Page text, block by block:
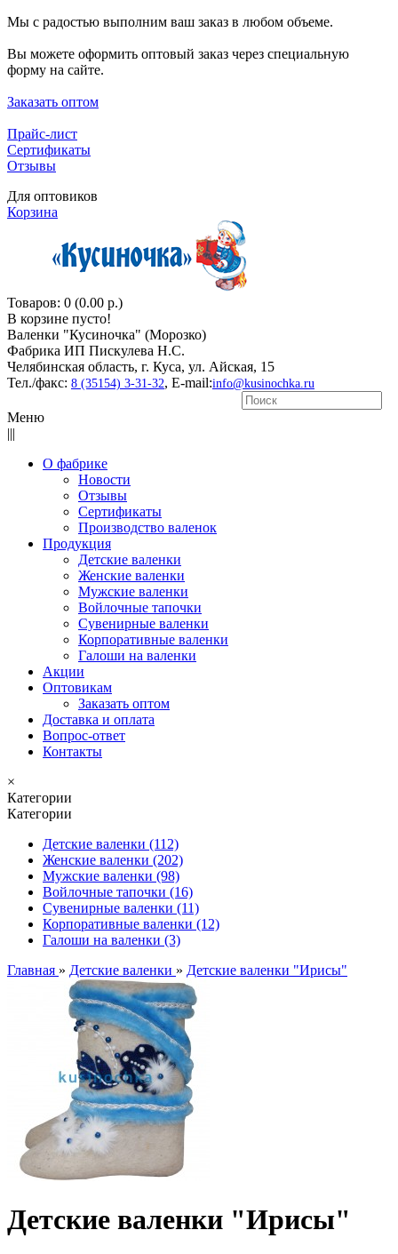
Мы с радостью выполним ваш заказ в любом объеме.
Вы можете оформить оптовый заказ через специальную
форму на сайте.
Заказать оптом
Прайс-лист
Сертификаты
Отзывы
Для оптовиков
Корзина
Товаров: 0 (0.00 р.)
В корзине пусто!
Валенки "Кусиночкa" (Морозко)
Фабрика ИП Пискулева Н.С.
Челябинская область, г. Куса, ул. Айская, 15
Тел./факс: 8 (35154) 3-31-32, E-mail:info@kusinochka.ru
Меню
|||
О фабрике
Новости
Отзывы
Сертификаты
Производство валенок
Продукция
Детские валенки
Женские валенки
Мужские валенки
Войлочные тапочки
Сувенирные валенки
Корпоративные валенки
Галоши на валенки
Акции
Оптовикам
Заказать оптом
Доставка и оплата
Вопрос-ответ
Контакты
×
Категории
Категории
Детские валенки (112)
Женские валенки (202)
Мужские валенки (98)
Войлочные тапочки (16)
Сувенирные валенки (11)
Корпоративные валенки (12)
Галоши на валенки (3)
Главная » Детские валенки » Детские валенки "Ирисы"
Детские валенки "Ирисы"